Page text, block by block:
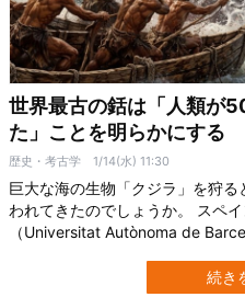
世界最古の銛は「人類が
た」ことを明らかにする
歴史・考古学 1/14(水) 11:30
巨大な海の生物「クジラ」を狩
われてきたのでしょうか。 スペ
（Universitat Autònoma de
を示す決定的な証拠を発見しま続き